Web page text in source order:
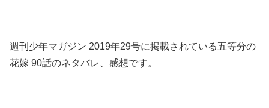
週刊少年マガジン 2019年29号に掲載されている五等分の
花嫁 90話のネタバレ、感想です。